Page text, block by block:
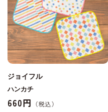
ジョイフル
ハンカチ
660円